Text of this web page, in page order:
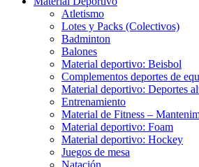
Atletismo
Lotes y Packs (Colectivos)
Badminton
Balones
Material deportivo: Beisbol
Complementos deportes de
Material deportivo: Deportes
Entrenamiento
Material de Fitness –
Material deportivo: Foam
Material deportivo: Hockey
Juegos de mesa
Natación